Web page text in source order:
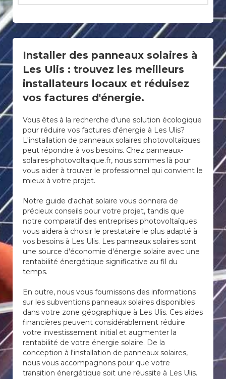
Installer des panneaux solaires à
Les Ulis : trouvez les meilleurs
installateurs locaux et réduisez
vos factures d'énergie.
Vous êtes à la recherche d'une solution écologique
pour réduire vos factures d'énergie à Les Ulis?
L'installation de panneaux solaires photovoltaïques
peut répondre à vos besoins. Chez panneaux-
solaires-photovoltaique.fr, nous sommes là pour
vous aider à trouver le professionnel qui convient le
mieux à votre projet.
Notre guide d'achat solaire vous donnera de
précieux conseils pour votre projet, tandis que
notre comparatif des entreprises photovoltaïques
vous aidera à choisir le prestataire le plus adapté à
vos besoins à Les Ulis. Les panneaux solaires sont
une source d'économie d'énergie solaire avec une
rentabilité énergétique significative au fil du
temps.
En outre, nous vous fournissons des informations
sur les subventions panneaux solaires disponibles
dans votre zone géographique à Les Ulis. Ces aides
financières peuvent considérablement réduire
votre investissement initial et augmenter la
rentabilité de votre énergie solaire. De la
conception à l'installation de panneaux solaires,
nous vous accompagnons pour que votre
transition énergétique soit une réussite à Les Ulis.